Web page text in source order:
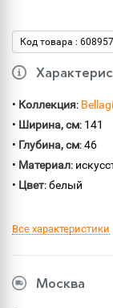
Код товара : 608957
• Коллекция:
• Ширина, см: 141
• Глубина, см: 46
• Материал:
• Цвет: белый
Все характеристики
Москва